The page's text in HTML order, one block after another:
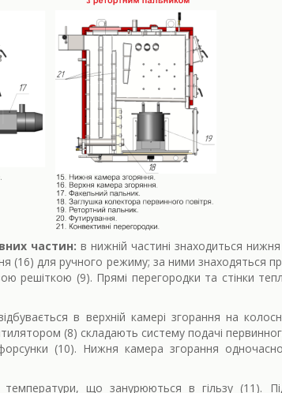
частин: в нижній частині знаходиться
(16) для ручного режиму; за ними знаходяться
решіткою (9). Прямі перегородки та стінки
в верхній камері згорання на
(8) складають систему подачі
(10). Нижня камера згорання
що занурюються в гільзу (11).